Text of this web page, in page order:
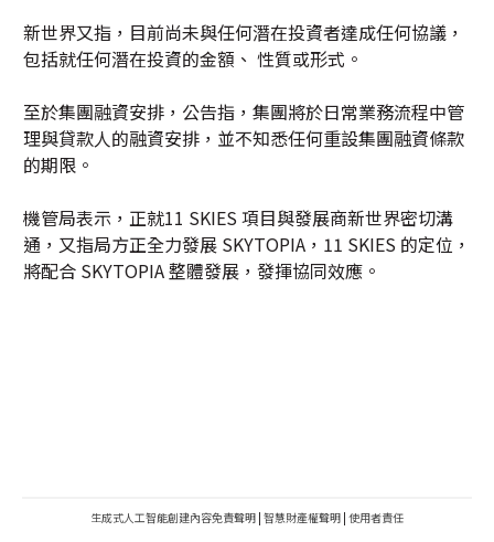
新世界又指，目前尚未與任何潛在投資者達成任何協議，
包括就任何潛在投資的金額、 性質或形式。
至於集團融資安排，公告指，集團將於日常業務流程中管
理與貸款人的融資安排，並不知悉任何重設集團融資條款
的期限。
機管局表示，正就11 SKIES 項目與發展商新世界密切溝
通，又指局方正全力發展 SKYTOPIA，11 SKIES 的定位，
將配合 SKYTOPIA 整體發展，發揮協同效應。
生成式人工智能創建內容免責聲明 | 智慧財產權聲明 | 使用者責任